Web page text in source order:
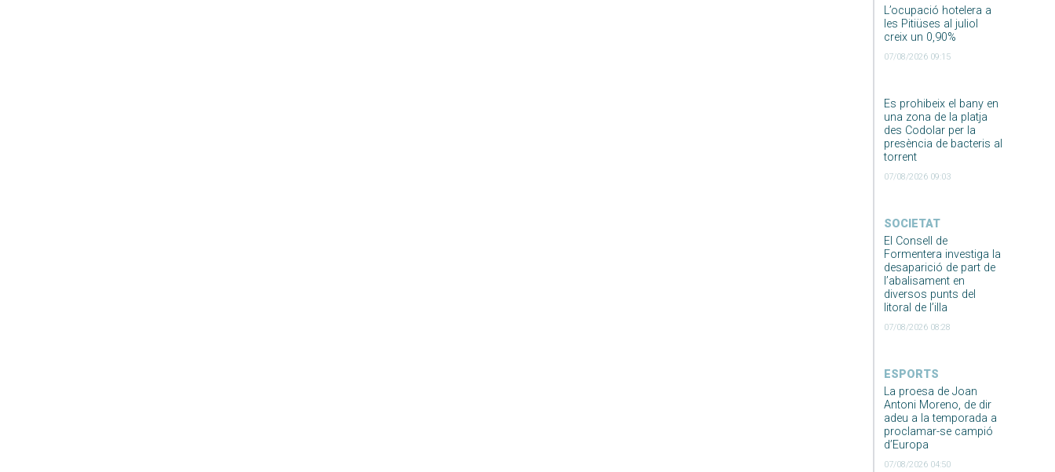
L’ocupació hotelera a
les Pitiüses al juliol
creix un 0,90%
07/08/2026 09:15
Es prohibeix el bany en
una zona de la platja
des Codolar per la
presència de bacteris al
torrent
07/08/2026 09:03
SOCIETAT
El Consell de
Formentera investiga la
desaparició de part de
l’abalisament en
diversos punts del
litoral de l’illa
07/08/2026 08:28
ESPORTS
La proesa de Joan
Antoni Moreno, de dir
adeu a la temporada a
proclamar-se campió
d’Europa
07/08/2026 04:50